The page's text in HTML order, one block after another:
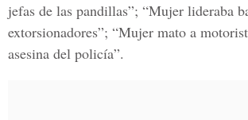
jefas de las pandillas”; “Mujer lideraba
extorsionadores”; “Mujer mato a
asesina del policía”.